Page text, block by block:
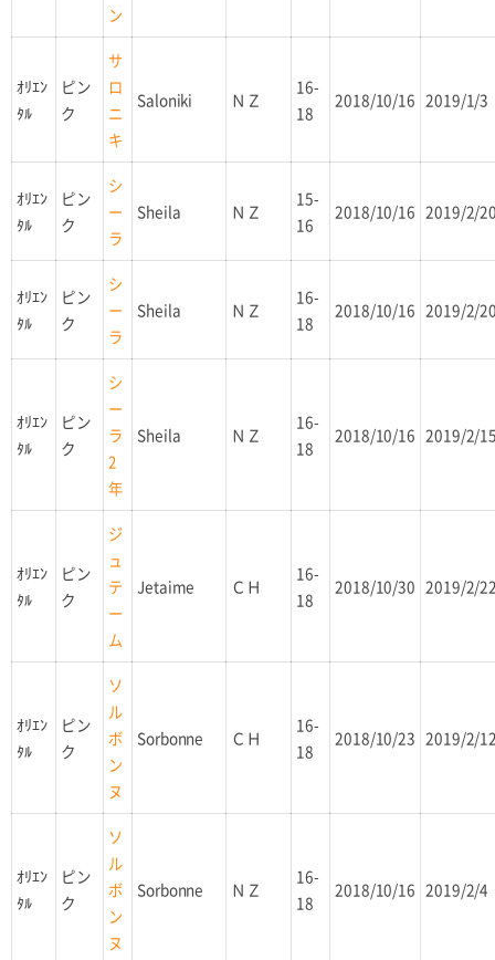
ン
ｵﾘｴﾝ
ﾀﾙ
ピン
ク
サ
ロ
ニ
キ
Saloniki ＮＺ
16-
18
2018/10/16 2019/1/3
ｵﾘｴﾝ
ﾀﾙ
ピン
ク
シ
ー
ラ
Sheila ＮＺ
15-
16
2018/10/16 2019/2/
ｵﾘｴﾝ
ﾀﾙ
ピン
ク
シ
ー
ラ
Sheila ＮＺ
16-
18
2018/10/16 2019/2/
ｵﾘｴﾝ
ﾀﾙ
ピン
ク
シ
ー
ラ
2
年
Sheila ＮＺ
16-
18
2018/10/16 2019/2/
ｵﾘｴﾝ
ﾀﾙ
ピン
ク
ジ
ュ
テ
ー
ム
Jetaime ＣＨ
16-
18
2018/10/30 2019/2/
ｵﾘｴﾝ
ﾀﾙ
ピン
ク
ソ
ル
ボ
ン
ヌ
Sorbonne ＣＨ
16-
18
2018/10/23 2019/2/
ｵﾘｴﾝ
ﾀﾙ
ピン
ク
ソ
ル
ボ
ン
ヌ
Sorbonne ＮＺ
16-
18
2018/10/16 2019/2/4